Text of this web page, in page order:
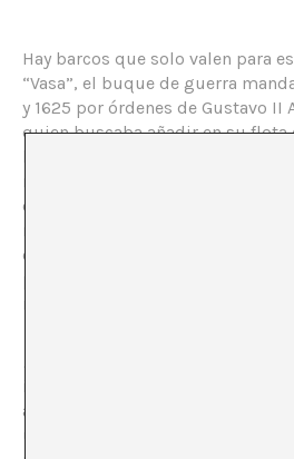
Hay barcos que solo valen para
“Vasa”, el buque de guerra
y 1625 por órdenes de Gustavo II
quien buscaba añadir en su flota
hecho, armado con 64 cañones y
marineros y 300 soldados,
escorarse y hundirse durante su
metros del puerto de Estocolmo.
calcularon adecuadamente las
puente de cañones; Gustavo tuvo
ración para enviar esta mala
Polizone
iniciativa
alojada en Medialab-Prado, cuyo
utilizar la tecnología para simular